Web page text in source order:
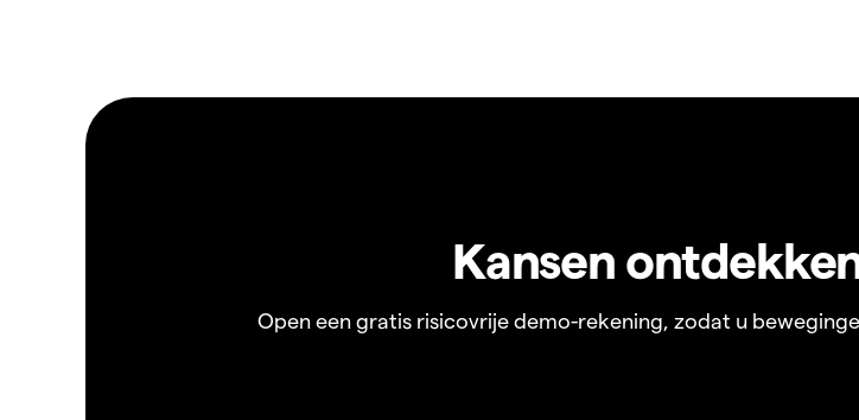
Kansen
Open een gratis risicovrije demo-rekening, zodat u